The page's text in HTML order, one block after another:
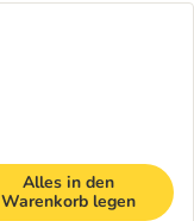
Alles in den
Warenkorb legen